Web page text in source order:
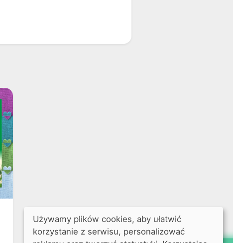
Używamy plików cookies, aby ułatwić
korzystanie z serwisu, personalizować